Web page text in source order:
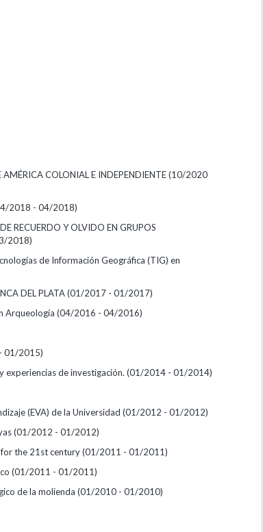
COLONIAL E INDEPENDIENTE(10/2020
2018 - 04/2018)
RECUERDO Y OLVIDO EN GRUPOS
2018)
de Información Geográfica (TIG) en
DEL PLATA(01/2017 - 01/2017)
Arqueología (04/2016 - 04/2016)
01/2015)
experiencias de investigación. (01/2014 - 01/2014)
(EVA) de la Universidad (01/2012 - 01/2012)
(01/2012 - 01/2012)
the 21st century(01/2011 - 01/2011)
(01/2011 - 01/2011)
de la molienda (01/2010 - 01/2010)